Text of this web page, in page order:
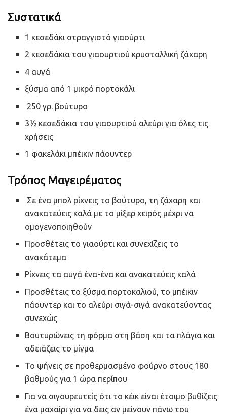
Συστατικά
1 κεσεδάκι στραγγιστό γιαούρτι
2 κεσεδάκια του γιαουρτιού κρυσταλλική ζάχαρη
4 αυγά
ξύσμα από 1 μικρό πορτοκάλι
250 γρ. βούτυρο
3½ κεσεδάκια του γιαουρτιού αλεύρι για όλες τις
χρήσεις
1 φακελάκι μπέικιν πάουντερ
Τρόπος Μαγειρέματος
Σε ένα μπολ ρίχνεις το βούτυρο, τη ζάχαρη και
ανακατεύεις καλά με το μίξερ χειρός μέχρι να
ομογενοποιηθούν
Προσθέτεις το γιαούρτι και συνεχίζεις το
ανακάτεμα
Ρίχνεις τα αυγά ένα-ένα και ανακατεύεις καλά
Προσθέτεις το ξύσμα πορτοκαλιού, το μπέικιν
πάουντερ και το αλεύρι σιγά-σιγά ανακατεύοντας
συνεχώς
Βουτυρώνεις τη φόρμα στη βάση και τα πλάγια και
αδειάζεις το μίγμα
Το ψήνεις σε προθερμασμένο φούρνο στους 180
βαθμούς για 1 ώρα περίπου
Για να σιγουρευτείς ότι το κέικ είναι έτοιμο βυθίζεις
ένα μαχαίρι για να δεις αν μείνουν πάνω του